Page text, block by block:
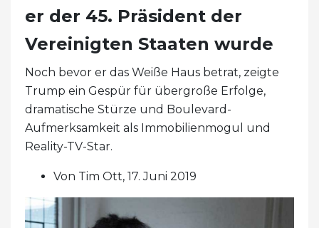
er der 45. Präsident der
Vereinigten Staaten wurde
Noch bevor er das Weiße Haus betrat, zeigte
Trump ein Gespür für übergroße Erfolge,
dramatische Stürze und Boulevard-
Aufmerksamkeit als Immobilienmogul und
Reality-TV-Star.
Von Tim Ott, 17. Juni 2019